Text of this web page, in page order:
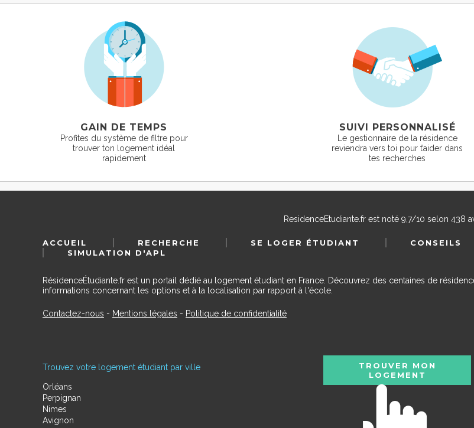
GAIN DE TEMPS
Profites du système de filtre pour
trouver ton logement idéal
rapidement
SUIVI PERSONNALISÉ
Le gestionnaire de la résidence
reviendra vers toi pour t’aider dans
tes recherches
ResidenceEtudiante.frest noté 9,7/10 selon 438
ACCUEIL RECHERCHE SE LOGER ÉTUDIANT
CONSEILS
SIMULATION D'APL
RésidenceÉtudiante.fr est un portail dédié au logement étudiant en France. Découvrez des centaines de
informations concernant les options et à la localisation par rapport à l'école.
Contactez-nous - Mentions légales - Politique de confidentialité
Trouvez votre logement étudiant par ville
Orléans
Perpignan
Nimes
Avignon
TROUVER MON
LOGEMENT